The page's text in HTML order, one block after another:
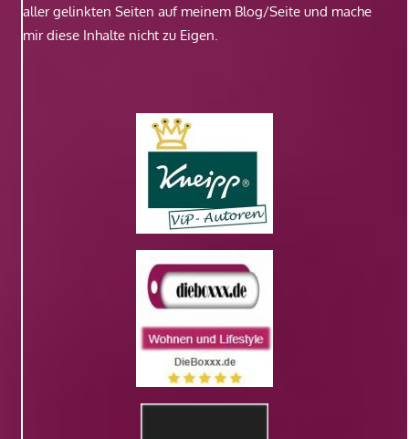
aller gelinkten Seiten auf meinem Blog/Seite und mache
mir diese Inhalte nicht zu Eigen.